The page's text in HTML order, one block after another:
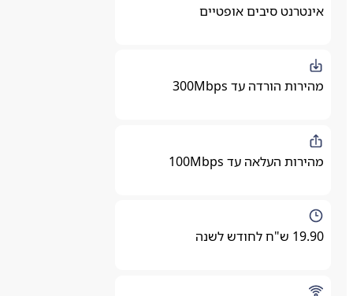
אינטרנט סיבים אופטיים
מהירות הורדה עד 300Mbps
מהירות העלאה עד 100Mbps
19.90 ש"ח לחודש לשנה